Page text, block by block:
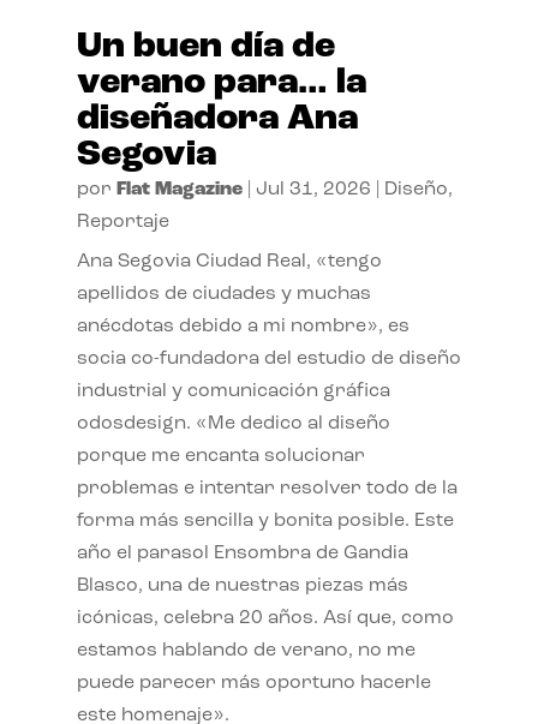
Un buen día de
verano para… la
diseñadora Ana
Segovia
por Flat Magazine| Jul 31, 2026 Diseño,
Reportaje
Ana Segovia Ciudad Real, «tengo
apellidos de ciudades y muchas
anécdotas debido a mi nombre», es
socia co-fundadora del estudio de diseño
industrial y comunicación gráfica
odosdesign. «Me dedico al diseño
porque me encanta solucionar
problemas e intentar resolver todo de la
forma más sencilla y bonita posible. Este
año el parasol Ensombra de Gandia
Blasco, una de nuestras piezas más
icónicas, celebra 20 años. Así que, como
estamos hablando de verano, no me
puede parecer más oportuno hacerle
este homenaje».